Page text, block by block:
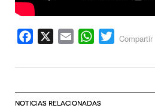
Facebook Email WhatsApp
Twitter
Compartir
NOTICIAS RELACIONADAS